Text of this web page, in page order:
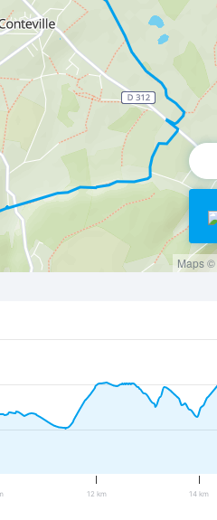
Maps ©
12 km 14 km